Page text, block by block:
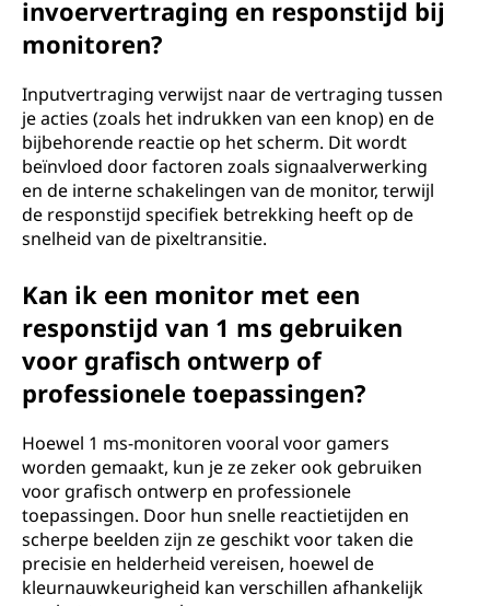
invoervertraging en responstijd bij
monitoren?
Inputvertraging verwijst naar de vertraging tussen
je acties (zoals het indrukken van een knop) en de
bijbehorende reactie op het scherm. Dit wordt
beïnvloed door factoren zoals signaalverwerking
en de interne schakelingen van de monitor, terwijl
de responstijd specifiek betrekking heeft op de
snelheid van de pixeltransitie.
Kan ik een monitor met een
responstijd van 1 ms gebruiken
voor grafisch ontwerp of
professionele toepassingen?
Hoewel 1 ms-monitoren vooral voor gamers
worden gemaakt, kun je ze zeker ook gebruiken
voor grafisch ontwerp en professionele
toepassingen. Door hun snelle reactietijden en
scherpe beelden zijn ze geschikt voor taken die
precisie en helderheid vereisen, hoewel de
kleurnauwkeurigheid kan verschillen afhankelijk